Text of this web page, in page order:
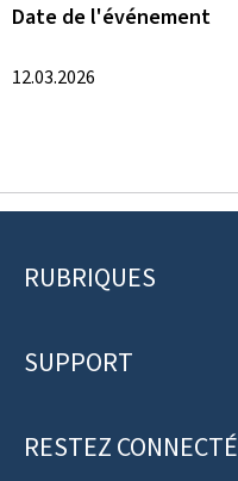
Date de l'événement
12.03.2026
P
e
d
RUBRIQUES
SUPPORT
RESTEZ CONNECTÉ